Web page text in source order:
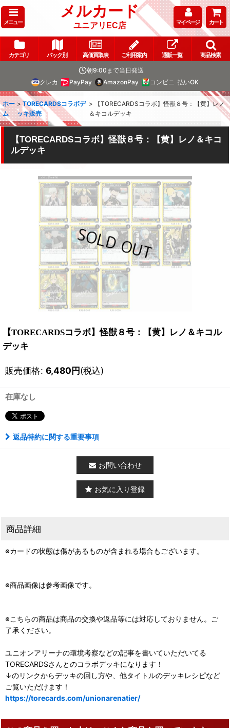
メニュー
メルカード
ユニアリEC店 マイページ カート
カテゴリ パック別 高価買取表 ご利用案内 通販一覧 商品検索
朝9:00まで当日発送
クレカ
PayPay AmazonPay コンビニ 払いOK
ホー
ム
> TORECARDSコラボデ
ッキ販売
>
【TORECARDSコラボ】怪獣８号：【黄】レノ
＆キコルデッキ
【TORECARDSコラボ】怪獣８号：【黄】レノ＆キコ
ルデッキ
【TORECARDSコラボ】怪獣８号：【黄】レノ＆キコル
デッキ
販売価格: 6,480円(税込)
在庫なし
返品特約に関する重要事項
お問い合わせ
お気に入り登録
商品詳細
※カードの状態は傷があるものが含まれる場合もございます。
※商品画像は参考画像です。
※こちらの商品は商品の交換や返品等には対応しておりません。ご
了承ください。
ユニオンアリーナの環境考察などの記事を書いていただいてる
TORECARDSさんとのコラボデッキになります！
↓のリンクからデッキの回し方や、他タイトルのデッキレシピなど
ご覧いただけます！
https://torecards.com/unionarenatier/